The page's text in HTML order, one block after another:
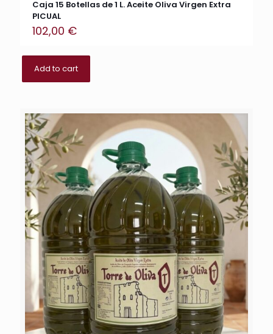
Caja 15 Botellas de 1 L. Aceite Oliva Virgen Extra
PICUAL
102,00 €
Add to cart